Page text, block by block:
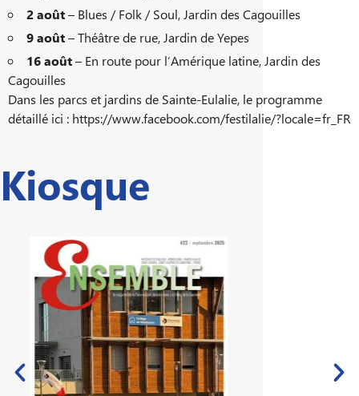
2 août– Blues / Folk / Soul, Jardin des Cagouilles
9 août– Théâtre de rue, Jardin de Yepes
16 août– En route pour l’Amérique latine, Jardin des
Cagouilles
Dans les parcs et jardins de Sainte-Eulalie, le programme
détaillé ici : https://www.facebook.com/festilalie/?locale=fr_FR
Kiosque